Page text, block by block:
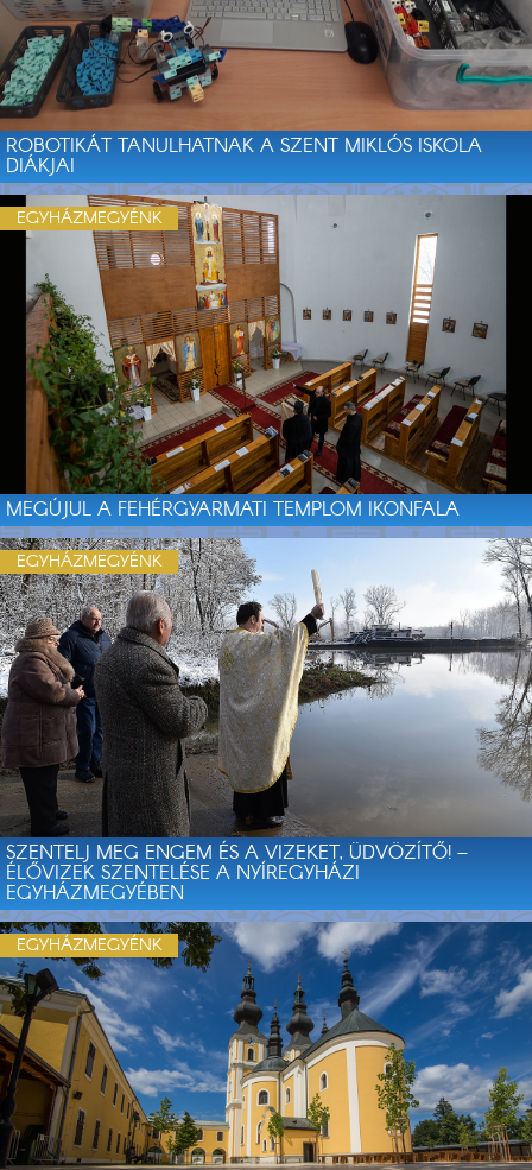
ROBOTIKÁT TANULHATNAK A SZENT MIKLÓS ISKOLA
DIÁKJAI
MEGÚJUL A FEHÉRGYARMATI TEMPLOM IKONFALA
EGYHÁZMEGYÉNK
SZENTELJ MEG ENGEM ÉS A VIZEKET, ÜDVÖZÍTŐ! –
ÉLŐVIZEK SZENTELÉSE A NYÍREGYHÁZI
EGYHÁZMEGYÉBEN
EGYHÁZMEGYÉNK
EGYHÁZMEGYÉNK